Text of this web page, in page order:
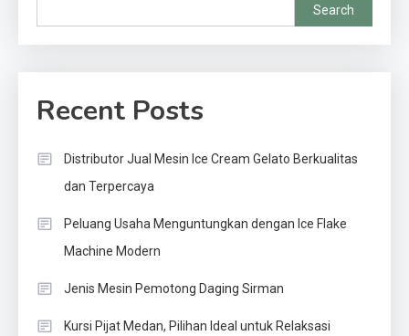
Search
Recent Posts
Distributor Jual Mesin Ice Cream Gelato Berkualitas
dan Terpercaya
Peluang Usaha Menguntungkan dengan Ice Flake
Machine Modern
Jenis Mesin Pemotong Daging Sirman
Kursi Pijat Medan, Pilihan Ideal untuk Relaksasi